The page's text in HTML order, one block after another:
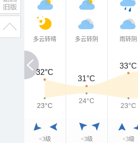
多云转晴
<3级
多云转阴
<3级
雨转阴
<3级
32°C
32°C
31°C
33°C
23°C
23°C
24°C
23°C